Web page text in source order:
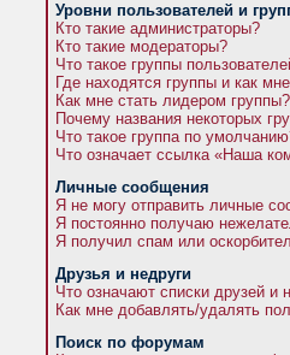
Уровни пользователей и
Кто такие администраторы?
Кто такие модераторы?
Что такое группы
Где находятся группы и как
Как мне стать лидером группы?
Почему названия некоторых
Что такое группа по
Что означает ссылка «Наша
Личные сообщения
Я не могу отправить личные
Я постоянно получаю
Я получил спам или
Друзья и недруги
Что означают списки друзей и
Как мне добавлять/удалять
Поиск по форумам